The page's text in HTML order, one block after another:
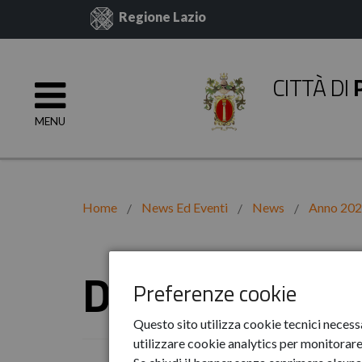
Preferenze cookie
Questo sito utilizza cookie tecnici
utilizzare cookie analytics per
Regione Lazio
MENU
CITTÀ DI
Home News Ed Eventi News Anno
Dicembre